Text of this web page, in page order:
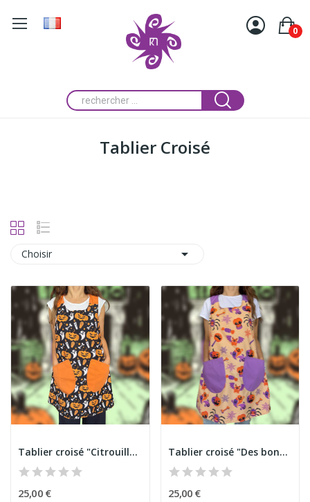
0
Tablier Croisé
Choisir 
Tablier croisé "Citrouille Enchantée" Halloween
25,00 €
Tablier croisé "Des bonbons ou un sort" Halloween
25,00 €